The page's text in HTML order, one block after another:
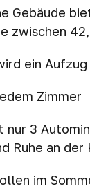
Gebäude
zwischen
ein
Zimmer
nur 3
Ruhe an der
im